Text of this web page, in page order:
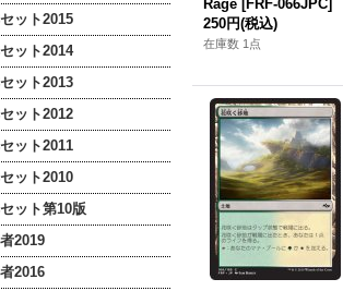
ット2015
ット2014
ット2013
ット2012
ット2011
ット2010
ット第10版
2019
2016
Rage [FRF-066JPC]
250円(税込)
在庫数 1点